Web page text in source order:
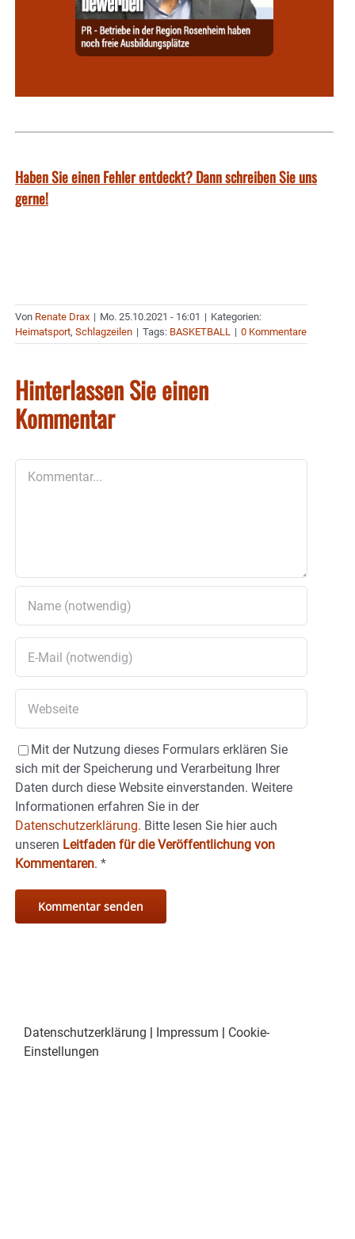
Haben Sie einen Fehler entdeckt? Dann schreiben Sie uns
gerne!
Von Renate Drax | Mo. 25.10.2021 - 16:01 | Kategorien:
Heimatsport, Schlagzeilen | Tags: BASKETBALL | 0 Kommentare
Hinterlassen Sie einen
Kommentar
Mit der Nutzung dieses Formulars erklären Sie
sich mit der Speicherung und Verarbeitung Ihrer
Daten durch diese Website einverstanden. Weitere
Informationen erfahren Sie in der
Datenschutzerklärung. Bitte lesen Sie hier auch
unseren Leitfaden für die Veröffentlichung von
Kommentaren. *
Datenschutzerklärung | Impressum | Cookie-
Einstellungen